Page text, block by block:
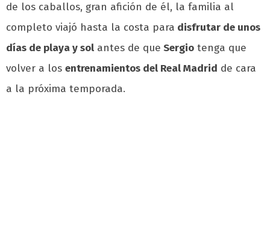
de los caballos, gran afición de él, la familia al
completo viajó hasta la costa para disfrutar de unos
días de playa y sol antes de que Sergio tenga que
volver a los entrenamientos del Real Madrid de cara
a la próxima temporada.